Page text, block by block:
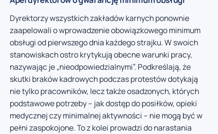
Dyrektorzy wszystkich zakładów karnych ponownie
zaapelowali o wprowadzenie obowiązkowego minimum
obsługi od pierwszego dnia każdego strajku. W swoich
stanowiskach ostro krytykują obecne warunki pracy,
nazywając je „nieodpowiedzialnymi”. Podkreślają, że
skutki braków kadrowych podczas protestów dotykają
nie tylko pracowników, lecz także osadzonych, których
podstawowe potrzeby – jak dostęp do posiłków, opieki
medycznej czy minimalnej aktywności – nie mogą być w
pełni zaspokojone. To z kolei prowadzi do narastania